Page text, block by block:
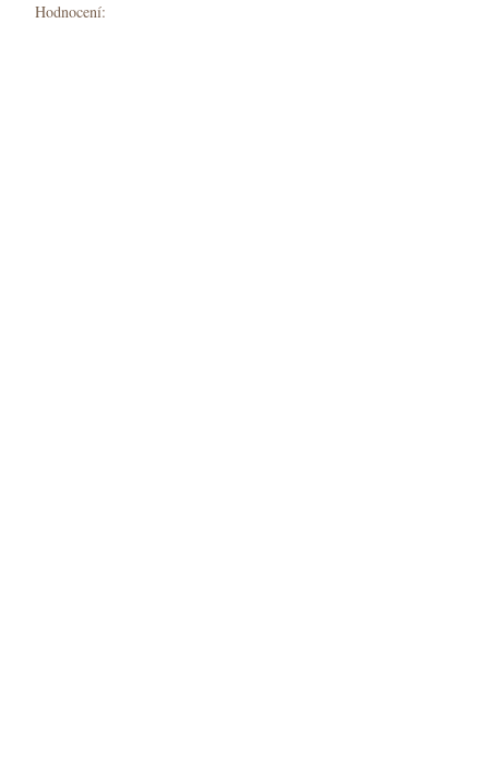
Hodnocení: